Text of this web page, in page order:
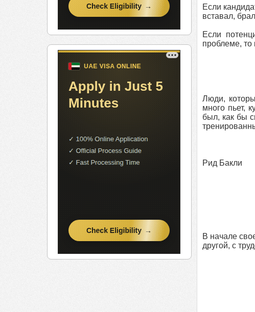
Если
вставал,
Если
проблеме, то
Люди,
много пьет,
был, как бы
Рид Бакли
В начале
другой, с